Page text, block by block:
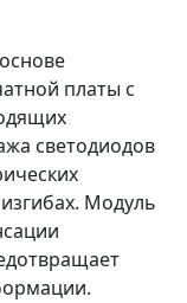
платы с
светодиодов
Модуль